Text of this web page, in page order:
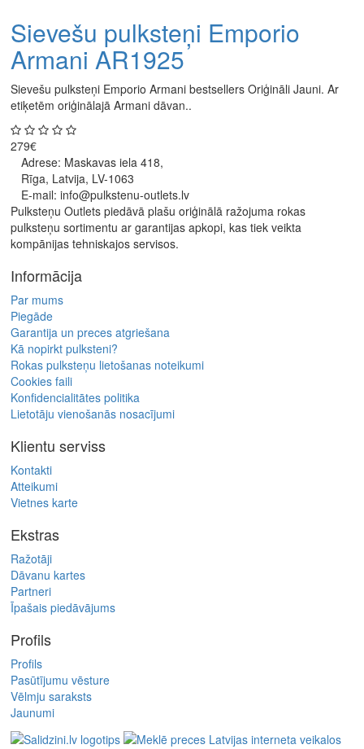
Sievešu pulksteņi Emporio
Armani AR1925
Sievešu pulksteņi Emporio Armani bestsellers Oriģināli Jauni. Ar
etiķetēm oriģinālajā Armani dāvan..
279€
Adrese: Maskavas iela 418,
Rīga, Latvija, LV-1063
E-mail: info@pulkstenu-outlets.lv
Pulksteņu Outlets piedāvā plašu oriģinālā ražojuma rokas
pulksteņu sortimentu ar garantijas apkopi, kas tiek veikta
kompānijas tehniskajos servisos.
Informācija
Par mums
Piegāde
Garantija un preces atgriešana
Kā nopirkt pulksteni?
Rokas pulksteņu lietošanas noteikumi
Cookies faili
Konfidencialitātes politika
Lietotāju vienošanās nosacījumi
Klientu serviss
Kontakti
Atteikumi
Vietnes karte
Ekstras
Ražotāji
Dāvanu kartes
Partneri
Īpašais piedāvājums
Profils
Profils
Pasūtījumu vēsture
Vēlmju saraksts
Jaunumi